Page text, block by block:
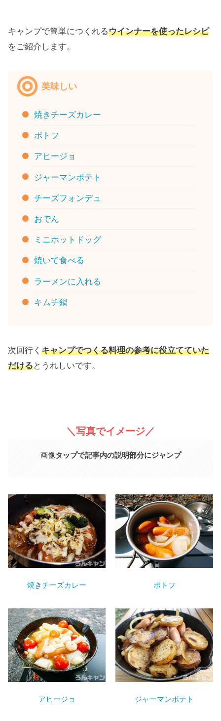
キャンプで簡単につくれるウインナーを使ったレシピ
をご紹介します。
美味しい
焼きチーズカレー
ポトフ
アヒージョ
ジャーマンポテト
チーズフォンデュ
おでん
ミニホットドッグ
焼いて食べる
ラーメンに入れる
キムチ鍋
次回行く キャンプでつくる料理の参考に役立てていた
だけるとうれしいです。
＼写真でイメージ／
画像タップで記事内の説明部分にジャンプ
焼きチーズカレー ポトフ
アヒージョ ジャーマンポテト